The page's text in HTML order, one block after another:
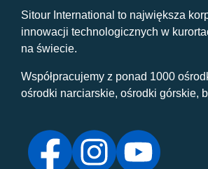
Sitour International to największa
innowacji technologicznych w
na świecie.
Współpracujemy z ponad 1000
ośrodki narciarskie, ośrodki górskie,